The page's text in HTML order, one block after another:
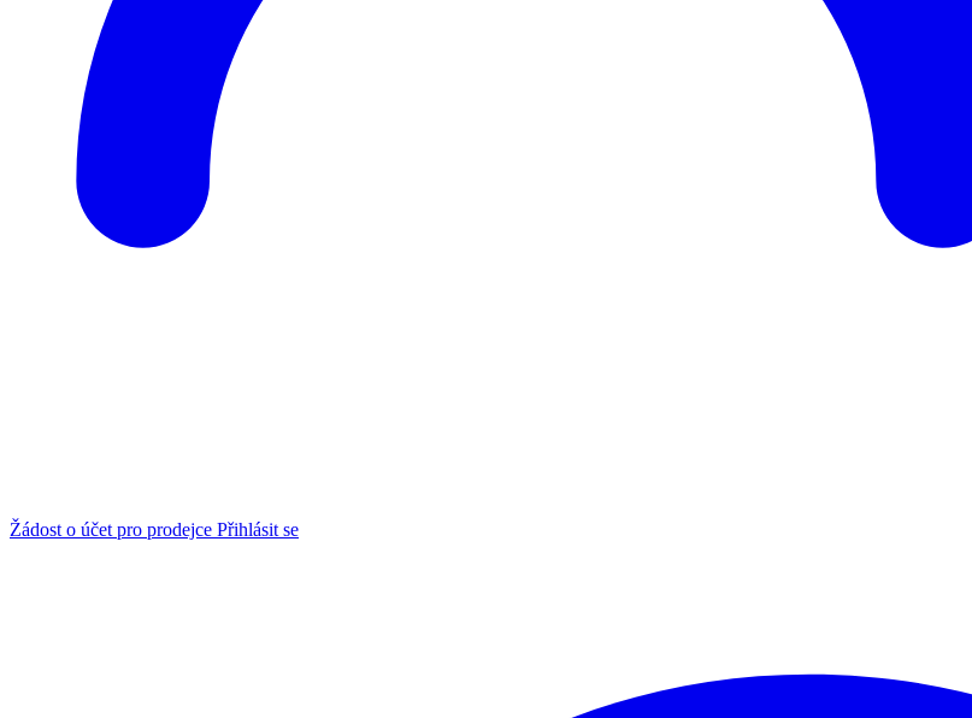
Žádost o účet pro prodejce Přihlásit se